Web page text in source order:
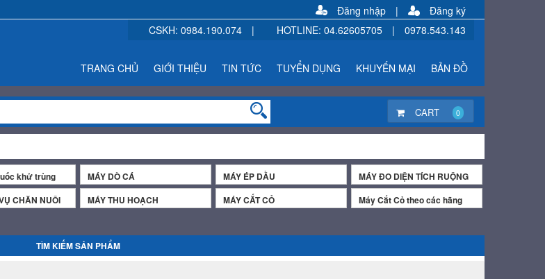
Đăng nhập |
Đăng ký
CSKH: 0984.190.074 | HOTLINE: 04.62605705 | 0978.543.143
TRANG CHỦ GIỚI THIỆU TIN TỨC TUYỂN DỤNG KHUYẾN MẠI BẢN ĐỒ
CART 0
khử trùng MÁY DÒ CÁ MÁY ÉP DẦU
MÁY ĐO DIỆN TÍCH RUỘNG
CHĂN NUÔI MÁY THU HOẠCH MÁY CẮT CỎ
Máy Cắt Cỏ theo các hãng
TÌM KIẾM SẢN PHẨM